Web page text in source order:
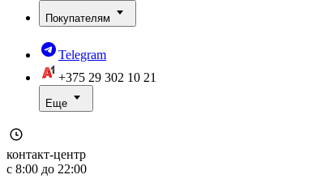
Покупателям
Telegram
+375 29 302 10 21
Еще
контакт-центр
с 8:00 до 22:00